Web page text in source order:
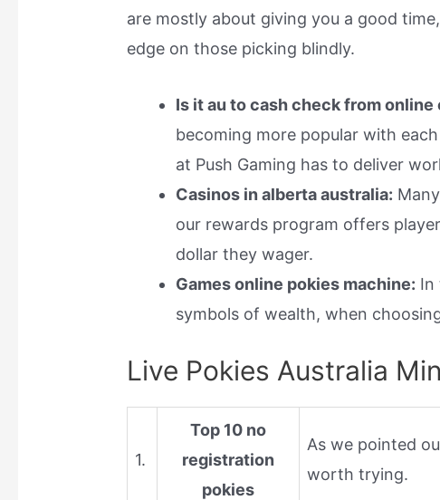
are mostly about giving you a good
edge on those picking blindly.
Is it au to cash check from online
becoming more popular with
at Push Gaming has to deliver
Casinos in alberta australia:
our rewards program offers
dollar they wager.
Games online pokies machine: In
symbols of wealth, when
Live Pokies Australia
1.
Top 10 no
registration
pokies
As we pointed
worth trying.